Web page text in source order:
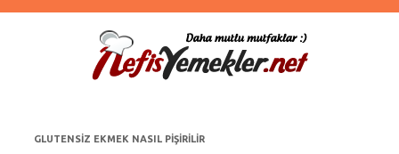
GLUTENSIZ EKMEK NASIL PIŞIRILIR